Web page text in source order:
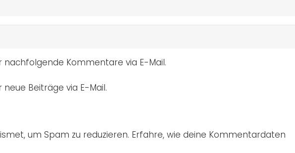
Kommentare via E-Mail.
Beiträge via E-Mail.
um Spam zu reduzieren. Erfahre, wie deine Kommentardaten